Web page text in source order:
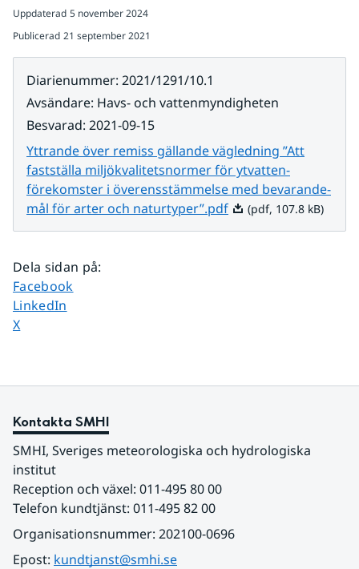
Uppdaterad 5 november 2024
Publicerad 21 september 2021
Diarienummer: 2021/1291/10.1
Avsändare: Havs- och vattenmyndigheten
Besvarad: 2021-09-15
Yttrande över remiss gällande vägledning ”Att
fastställa miljökvalitetsnormer för ytvatten-
förekomster i överensstämmelse med bevarande-
mål för arter och naturtyper”.pdfPdf, 107.8 kB.
(pdf, 107.8 kB)
Dela sidan på:
Dela sidan på
Facebook
Dela sidan på
LinkedIn
Dela sidan på
X
Kontakta SMHI
SMHI, Sveriges meteorologiska och hydrologiska
institut
Reception och växel: 011-495 80 00
Telefon kundtjänst: 011-495 82 00
Organisationsnummer: 202100-0696
Epost: kundtjanst@smhi.se